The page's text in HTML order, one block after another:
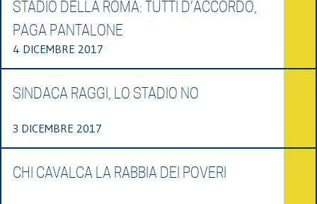
STADIO DELLA ROMA: TUTTI D’ACCORDO,
PAGA PANTALONE
4 DICEMBRE 2017
SINDACA RAGGI, LO STADIO NO
3 DICEMBRE 2017
CHI CAVALCA LA RABBIA DEI POVERI